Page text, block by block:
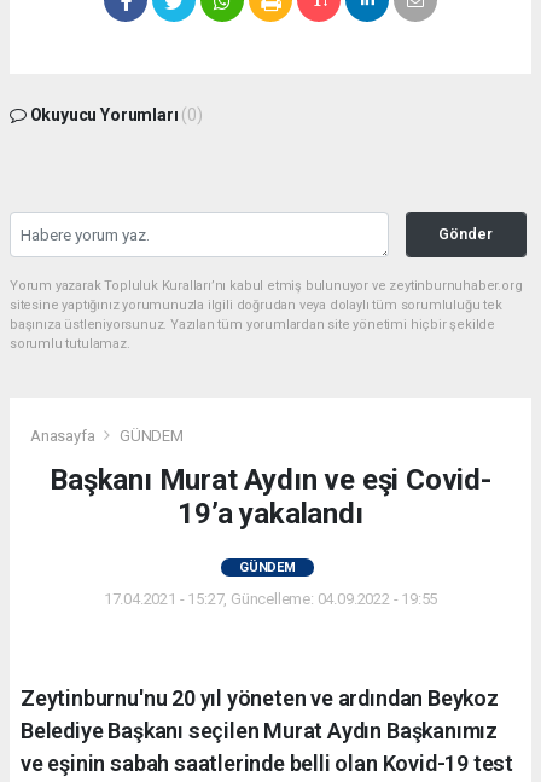
Okuyucu Yorumları (0)
Gönder
Yorum yazarak Topluluk Kuralları’nı kabul etmiş bulunuyor ve zeytinburnuhaber.org
sitesine yaptığınız yorumunuzla ilgili doğrudan veya dolaylı tüm sorumluluğu tek
başınıza üstleniyorsunuz. Yazılan tüm yorumlardan site yönetimi hiçbir şekilde
sorumlu tutulamaz.
Anasayfa GÜNDEM
Başkanı Murat Aydın ve eşi Covid-
19’a yakalandı
GÜNDEM
17.04.2021 - 15:27, Güncelleme: 04.09.2022 - 19:55
Zeytinburnu'nu 20 yıl yöneten ve ardından Beykoz
Belediye Başkanı seçilen Murat Aydın Başkanımız
ve eşinin sabah saatlerinde belli olan Kovid-19 test